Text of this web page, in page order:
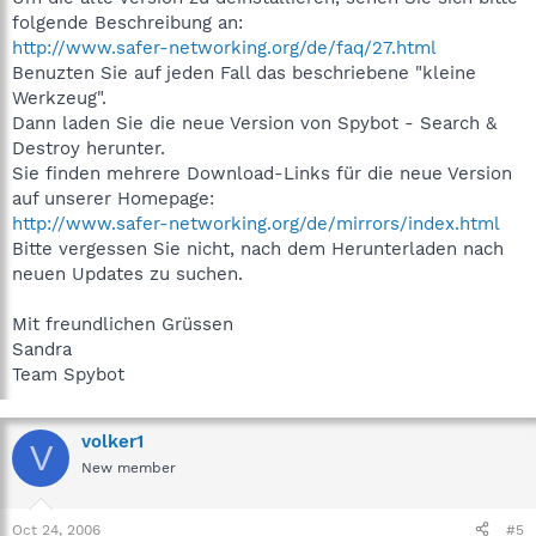
folgende Beschreibung an:
http://www.safer-networking.org/de/faq/27.html
Benuzten Sie auf jeden Fall das beschriebene "kleine
Werkzeug".
Dann laden Sie die neue Version von Spybot - Search &
Destroy herunter.
Sie finden mehrere Download-Links für die neue Version
auf unserer Homepage:
http://www.safer-networking.org/de/mirrors/index.html
Bitte vergessen Sie nicht, nach dem Herunterladen nach
neuen Updates zu suchen.
Mit freundlichen Grüssen
Sandra
Team Spybot
V volker1
New member
Oct 24, 2006 #5